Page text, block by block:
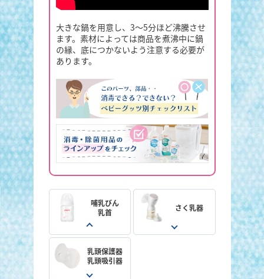
大きな鍋を用意し、3～5分ほど沸騰させ
ます。素材によっては商品を煮沸中に鍋
の縁、底につかないよう注意する必要が
あります。
哺乳びん
乳首
さく乳器
乳頭保護器
乳頭吸引器